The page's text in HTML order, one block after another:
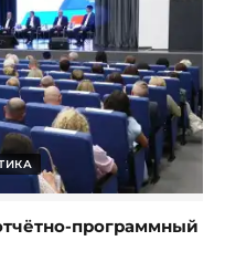
программный